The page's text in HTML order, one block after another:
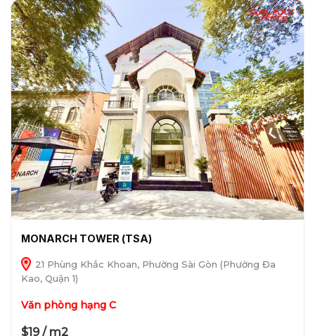
MONARCH TOWER (TSA)
21 Phùng Khắc Khoan, Phường Sài Gòn (Phường Đa
Kao, Quận 1)
Văn phòng hạng C
$19 / m2